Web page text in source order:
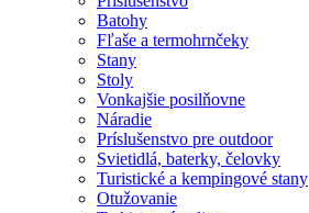
Batohy
Fľaše a termohrnčeky
Stany
Stoly
Vonkajšie posilňovne
Náradie
Príslušenstvo pre outdoor
Svietidlá, baterky, čelovky
Turistické a kempingové stany
Otužovanie